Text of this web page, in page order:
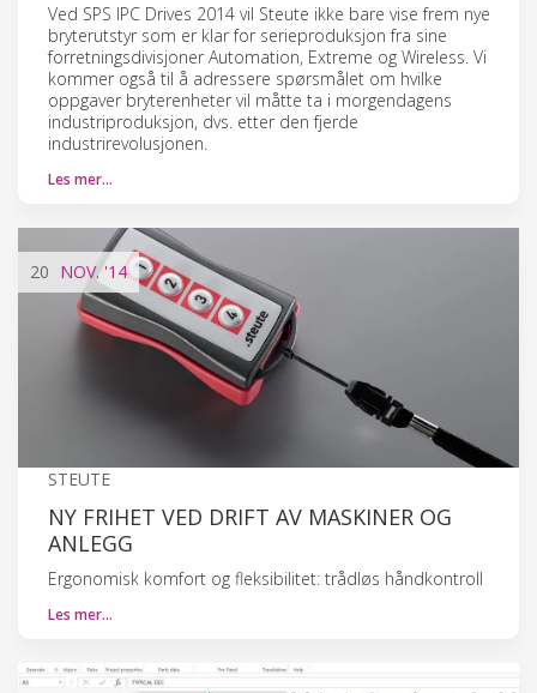
Ved SPS IPC Drives 2014 vil Steute ikke bare vise frem nye
bryterutstyr som er klar for serieproduksjon fra sine
forretningsdivisjoner Automation, Extreme og Wireless. Vi
kommer også til å adressere spørsmålet om hvilke
oppgaver bryterenheter vil måtte ta i morgendagens
industriproduksjon, dvs. etter den fjerde
industrirevolusjonen.
Les mer…
20 NOV.'14
STEUTE
NY FRIHET VED DRIFT AV MASKINER OG
ANLEGG
Ergonomisk komfort og fleksibilitet: trådløs håndkontroll
Les mer…